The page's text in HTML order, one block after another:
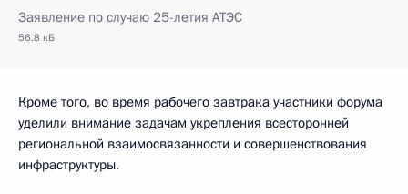
Заявление по случаю 25-летия АТЭС
56.8 кБ
Кроме того, во время рабочего завтрака участники форума
уделили внимание задачам укрепления всесторонней
региональной взаимосвязанности и совершенствования
инфраструктуры.